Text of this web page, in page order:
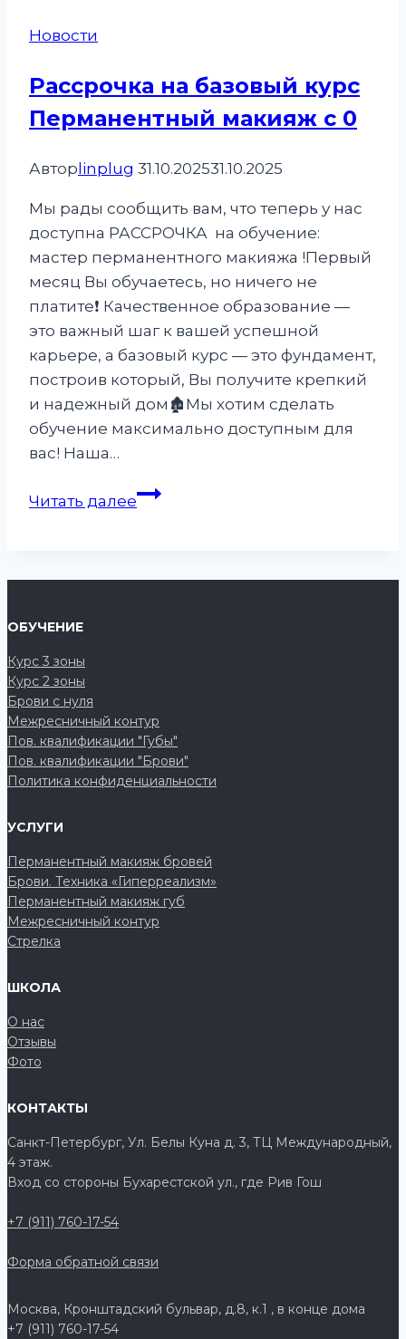
0
по
ценам!
Новости
Рассрочка на базовый курс
Перманентный макияж с 0
Автор linplug 31.10.202531.10.2025
Мы рады сообщить вам, что теперь у нас
доступна РАССРОЧКА на обучение:
мастер перманентного макияжа !Первый
месяц Вы обучаетесь, но ничего не
платите❗️ Качественное образование —
это важный шаг к вашей успешной
карьере, а базовый курс — это фундамент,
построив который, Вы получите крепкий
и надежный дом🏚Мы хотим сделать
обучение максимально доступным для
вас! Наша…
Читать далееРассрочка
ОБУЧЕНИЕ
Курс 3 зоны
Курс 2 зоны
Брови с нуля
Межресничный контур
Пов. квалификации "Губы"
Пов. квалификации "Брови"
Политика конфиденциальности
УСЛУГИ
Перманентный макияж бровей
Брови. Техника «Гиперреализм»
Перманентный макияж губ
Межресничный контур
Стрелка
ШКОЛА
О нас
Отзывы
Фото
КОНТАКТЫ
Санкт-Петербург, Ул. Белы Куна д. 3, ТЦ Международный,
4 этаж.
Вход со стороны Бухарестской ул., где Рив Гош
+7 (911) 760-17-54
Форма обратной связи
Москва, Кронштадский бульвар, д.8, к.1 , в конце дома
+7 (911) 760-17-54